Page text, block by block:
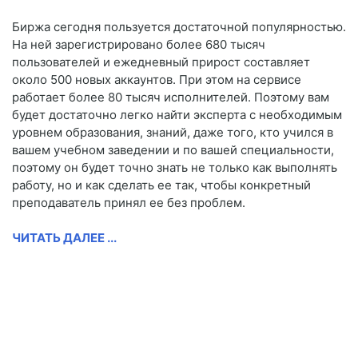
Биржа сегодня пользуется достаточной популярностью.
На ней зарегистрировано более 680 тысяч
пользователей и ежедневный прирост составляет
около 500 новых аккаунтов. При этом на сервисе
работает более 80 тысяч исполнителей. Поэтому вам
будет достаточно легко найти эксперта с необходимым
уровнем образования, знаний, даже того, кто учился в
вашем учебном заведении и по вашей специальности,
поэтому он будет точно знать не только как выполнять
работу, но и как сделать ее так, чтобы конкретный
преподаватель принял ее без проблем.
ЧИТАТЬ ДАЛЕЕ ...